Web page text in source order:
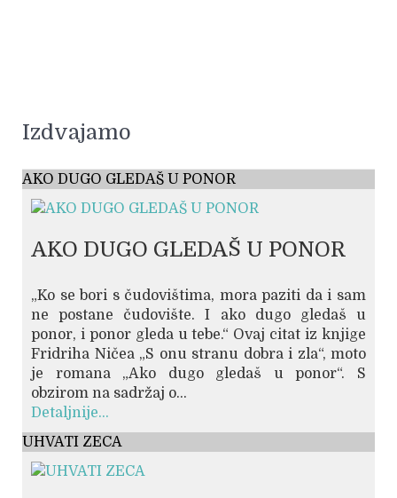
Izdvajamo
AKO DUGO GLEDAŠ U PONOR
AKO DUGO GLEDAŠ U PONOR
„Ko se bori s čudovištima, mora paziti da i sam
ne postane čudovište. I ako dugo gledaš u
ponor, i ponor gleda u tebe.“ Ovaj citat iz knjige
Fridriha Ničea „S onu stranu dobra i zla“, moto
je romana „Ako dugo gledaš u ponor“. S
obzirom na sadržaj o...
Detaljnije...
UHVATI ZECA